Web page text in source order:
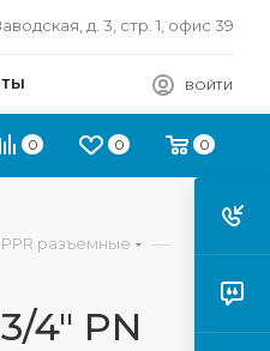
д. 3, стр. 1, офис 39
ВОЙТИ
0 0 0
разъемные —
4" PN